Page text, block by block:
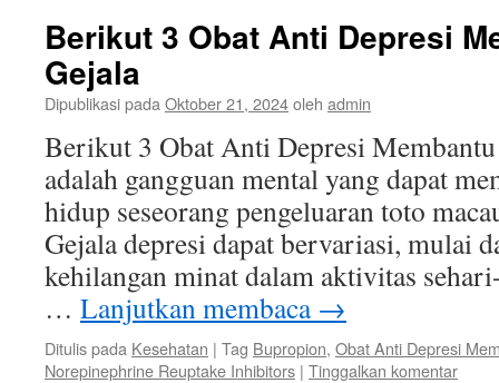
Berikut 3 Obat Anti Depresi
Gejala
Dipublikasi pada Oktober 21, 2024oleh admin
Berikut 3 Obat Anti Depresi
adalah gangguan mental yang dapat
hidup seseorang pengeluaran toto
Gejala depresi dapat bervariasi, mulai
kehilangan minat dalam aktivitas
… Lanjutkan membaca →
Ditulis pada Kesehatan | Tag Bupropion, Obat Anti Depresi
Norepinephrine Reuptake Inhibitors | Tinggalkan komentar